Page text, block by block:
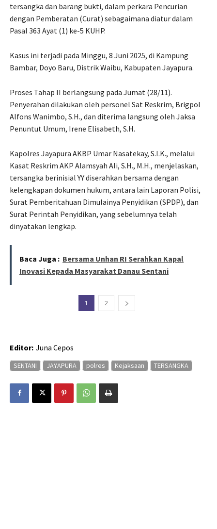
tersangka dan barang bukti, dalam perkara Pencurian
dengan Pemberatan (Curat) sebagaimana diatur dalam
Pasal 363 Ayat (1) ke-5 KUHP.
Kasus ini terjadi pada Minggu, 8 Juni 2025, di Kampung
Bambar, Doyo Baru, Distrik Waibu, Kabupaten Jayapura.
Proses Tahap II berlangsung pada Jumat (28/11).
Penyerahan dilakukan oleh personel Sat Reskrim, Brigpol
Alfons Wanimbo, S.H., dan diterima langsung oleh Jaksa
Penuntut Umum, Irene Elisabeth, S.H.
Kapolres Jayapura AKBP Umar Nasatekay, S.I.K., melalui
Kasat Reskrim AKP Alamsyah Ali, S.H., M.H., menjelaskan,
tersangka berinisial YY diserahkan bersama dengan
kelengkapan dokumen hukum, antara lain Laporan Polisi,
Surat Pemberitahuan Dimulainya Penyidikan (SPDP), dan
Surat Perintah Penyidikan, yang sebelumnya telah
dinyatakan lengkap.
Baca Juga : Bersama Unhan RI Serahkan Kapal
Inovasi Kepada Masyarakat Danau Sentani
1 2
Editor: Juna Cepos
SENTANI JAYAPURA polres Kejaksaan TERSANGKA